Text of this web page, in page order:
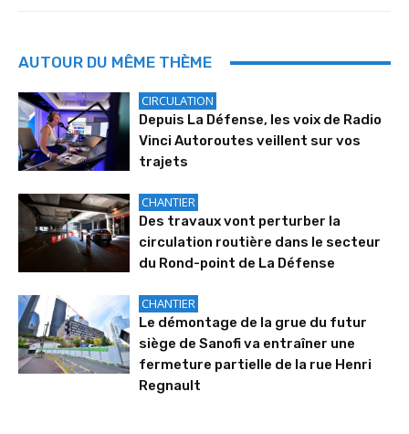
AUTOUR DU MÊME THÈME
CIRCULATION
Depuis La Défense, les voix de Radio
Vinci Autoroutes veillent sur vos
trajets
CHANTIER
Des travaux vont perturber la
circulation routière dans le secteur
du Rond-point de La Défense
CHANTIER
Le démontage de la grue du futur
siège de Sanofi va entraîner une
fermeture partielle de la rue Henri
Regnault